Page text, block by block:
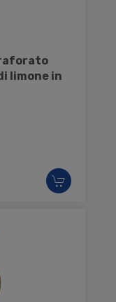
limone in